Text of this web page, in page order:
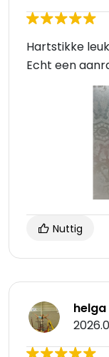
Hartstikke
Echt een
Nuttig